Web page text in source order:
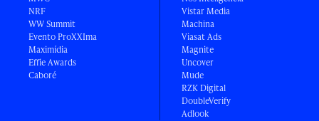
NRF
WW Summit
Evento ProXXIma
Maximídia
Effie Awards
Caboré
Vistar Media
Machina
Viasat Ads
Magnite
Uncover
Mude
RZK Digital
DoubleVerify
Adlook